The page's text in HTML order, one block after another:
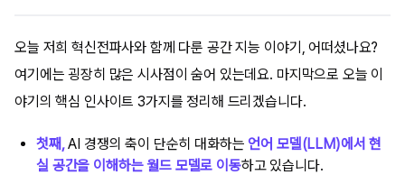
오늘 저희 혁신전파사와 함께 다룬 공간 지능 이야기, 어떠셨나요?
여기에는 굉장히 많은 시사점이 숨어 있는데요. 마지막으로 오늘 이
야기의 핵심 인사이트 3가지를 정리해 드리겠습니다.
첫째,AI 경쟁의 축이 단순히 대화하는 언어 모델(LLM)에서 현
실 공간을 이해하는 월드 모델로 이동하고 있습니다.